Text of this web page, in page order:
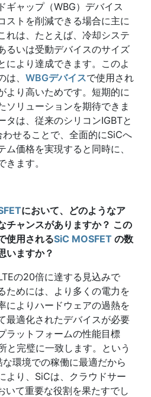
ギャップ（WBG）デバイス
ストを削減できる場合に主に
れは、たとえば、冷却システ
るいは受動デバイスのサイズ
により達成できます。このよ
、 WBGデバイスで使用され
より高いためです。短期的に
ソリューションを期待できま
タは、従来のシリコンIGBTと
わせることで、全面的にSiCへ
価格を実現すると同時に、
ます。
において、どのようなア
チャンスがありますか？ この
使用されるSiC MOSFET の数
いますか？
の20倍に達する見込みで
ためには、より多くの電力を
によりハードウェアの過熱を
最適化されたデバイスが必要
ラットフォームの性能目標
と完璧に一致します。という
環境での稼働に最適だから
より、SiCは、クラウドサー
いて重要な役割を果たすでし